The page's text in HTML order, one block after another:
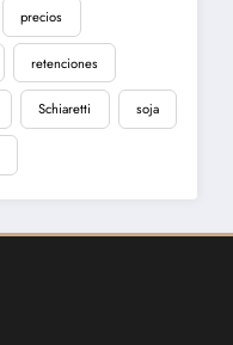
precios
retenciones
Schiaretti soja